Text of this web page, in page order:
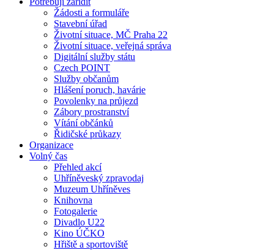
Žádosti a formuláře
Stavební úřad
Životní situace, MČ Praha 22
Životní situace, veřejná správa
Digitální služby státu
Czech POINT
Služby občanům
Hlášení poruch, havárie
Povolenky na průjezd
Zábory prostranství
Vítání občánků
Řidičské průkazy
Organizace
Volný čas
Přehled akcí
Uhříněveský zpravodaj
Muzeum Uhříněves
Knihovna
Fotogalerie
Divadlo U22
Kino ÚČKO
Hřiště a sportoviště